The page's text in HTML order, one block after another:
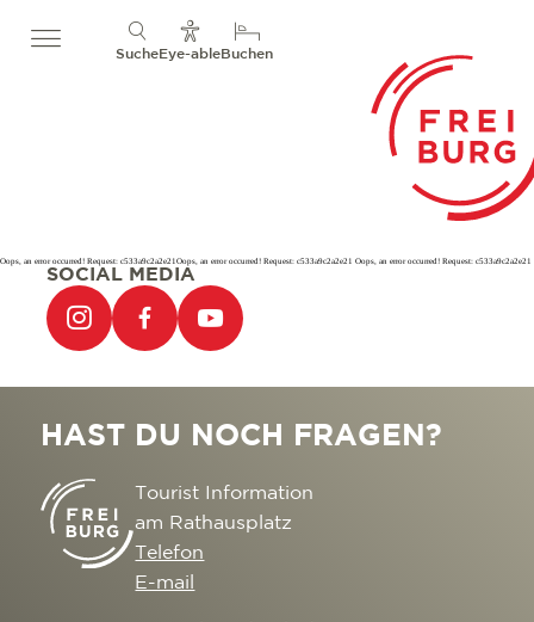
SucheEye-ableBuchen
Oops, an error occurred! Request: c533a9c2a2e21Oops, an error occurred! Request: c533a9c2a2e21 Oops, an error occurred! Request: c533a9c2a2e21
SOCIAL MEDIA
HAST DU NOCH FRAGEN?
Tourist Information
am Rathausplatz
Telefon
E-mail